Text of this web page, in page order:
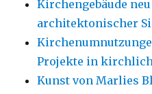
Kirchengebäude
architektonischer
Projekte in
Kunst von Marlies